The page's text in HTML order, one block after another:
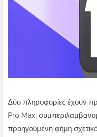
Δύο πληροφορίες έχουν
Pro Max,
προηγούμενη φήμη